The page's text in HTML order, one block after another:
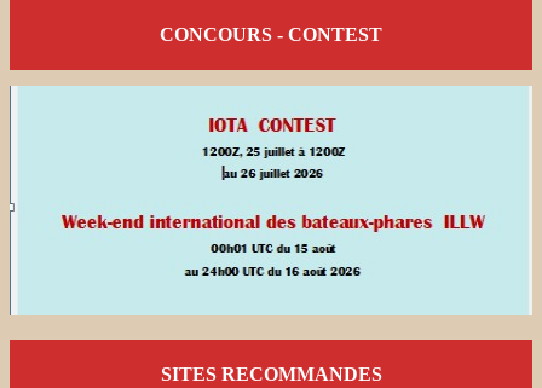
CONCOURS - CONTEST
SITES RECOMMANDES